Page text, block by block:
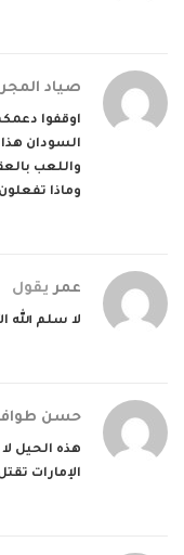
صياد
اوقفوا
السودان هذا
واللعب
وماذا تفعلون
عمر يقول
لا سلم الله
حسن
هذه الحيل
الإمارات